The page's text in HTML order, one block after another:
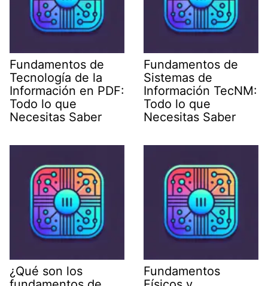
Fundamentos de
Tecnología de la
Información en PDF:
Todo lo que
Necesitas Saber
Fundamentos de
Sistemas de
Información TecNM:
Todo lo que
Necesitas Saber
¿Qué son los
Fundamentos